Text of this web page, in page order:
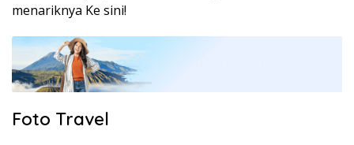
menariknya Ke sini!
Foto Travel